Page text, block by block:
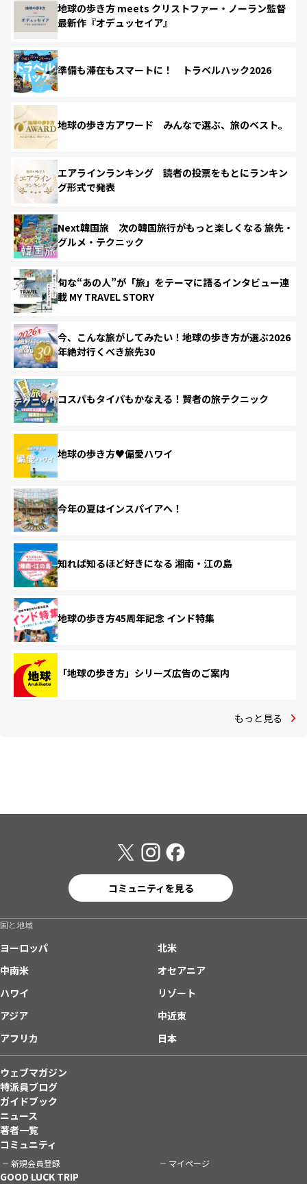
地球の歩き方 meets クリストファー・ノーラン監督
最新作『オデュッセイア』
準備も滞在もスマートに！ トラベルハック2026
地球の歩き方アワード みんなで選ぶ、旅のベスト。
エアラインランキング 読者の投票をもとにランキン
グ形式で発表
Next韓国旅 次の韓国旅行がもっと楽しくなる 旅先・
グルメ・テクニック
旬な“あの人”が「旅」をテーマに語るインタビュー連
載 MY TRAVEL STORY
今、こんな旅がしてみたい！地球の歩き方が選ぶ2026
年絶対行くべき旅先30
コスパもタイパもかなえる！賢者の旅テクニック
地球の歩き方♥偏愛ハワイ
今年の夏はインスパイアへ！
知れば知るほど好きになる 湘南・江の島
地球の歩き方45周年記念 インド特集
「地球の歩き方」シリーズ広告のご案内
もっと見る
コミュニティを見る
国と地域
ヨーロッパ
北米
中南米
オセアニア
ハワイ
リゾート
アジア
中近東
アフリカ
日本
ウェブマガジン
特派員ブログ
ガイドブック
ニュース
著者一覧
コミュニティ
新規会員登録 マイページ
GOOD LUCK TRIP